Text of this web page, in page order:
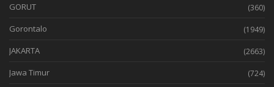
GORUT (360)
Gorontalo (1949)
JAKARTA (2663)
Jawa Timur (724)